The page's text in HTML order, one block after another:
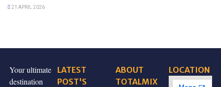
21 APRIL 2026
Your ultimate
destination
LATEST
POST'S
ABOUT
TOTALMIX
LOCATION